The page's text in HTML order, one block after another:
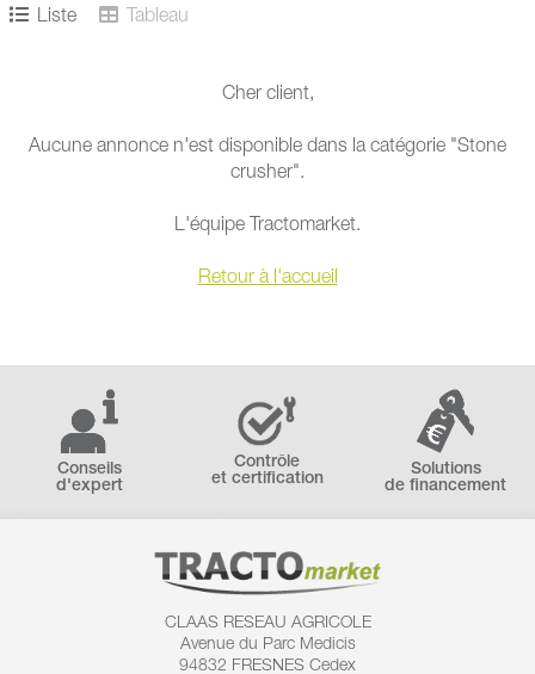
Liste Tableau
Cher client,
Aucune annonce n'est disponible dans la catégorie "Stone
crusher".
L'équipe Tractomarket.
Retour à l'accueil
Conseils
d'expert
Contrôle
et certification
Solutions
de financement
CLAAS RESEAU AGRICOLE
Avenue du Parc Medicis
94832 FRESNES Cedex